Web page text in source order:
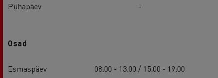
Pühapäev
-
Osad
Esmaspäev
08:00 - 13:00 / 15:00 - 19:00